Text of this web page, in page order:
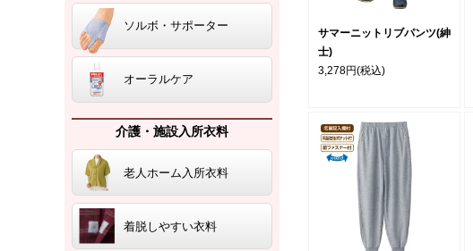
ソルボ・サポーター
オーラルケア
介護・施設入所衣料
老人ホーム入所衣料
着脱しやすい衣料
サマーニットリブパンツ(紳
士)
3,278円(税込)